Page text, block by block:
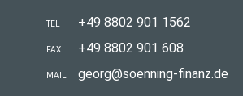
TEL +49 8802 901 1562
FAX +49 8802 901 608
MAIL georg@soenning-finanz.de